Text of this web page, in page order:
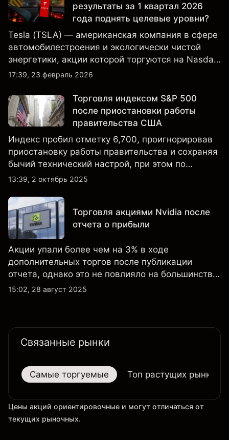
результаты за 1 квартал 2026
года поднять целевые уровни?
Tesla (TSLA) — американская компания в сфере
автомобилестроения и экологически чистой
энергетики, акции которой торгуются на Nasdaq
и находятся под пристальным вниманием
результатами, данными о поставках и развитием
технологий и производства.
17:39, 23 февраль 2026
Торговля индексом S&P 500
после приостановки работы
правительства США
Индекс пробил отметку 6,700, проигнорировав
приостановку работы правительства и сохраняя
бычий технический настрой, при этом по
настроениям клиенты остаются
13:39, 2 октябрь 2025
Торговля акциями Nvidia после
отчета о прибыли
Акции упали более чем на 3% в ходе
дополнительных торгов после публикации
отчета, однако это не повлияло на большинство
ключевых технических индикаторов, а
15:02, 28 август 2025
Связанные рынки
Самые торгуемые Топ растущих рынков
Цены акций ориентировочные и могут отличаться от
текущих рыночных.